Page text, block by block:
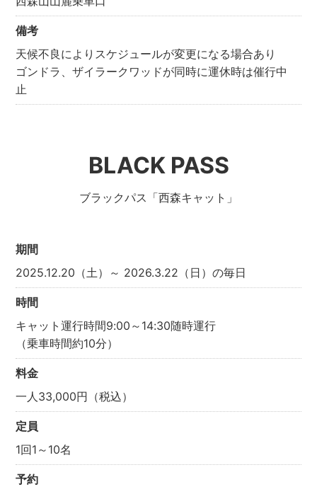
備考
天候不良によりスケジュールが変更になる場合あり
ゴンドラ、ザイラークワッドが同時に運休時は催行中
止
BLACK PASS
ブラックパス「西森キャット」
期間
2025.12.20（土）～ 2026.3.22（日）の毎日
時間
キャット運行時間9:00～14:30随時運行
（乗車時間約10分）
料金
一人33,000円（税込）
定員
1回1～10名
予約